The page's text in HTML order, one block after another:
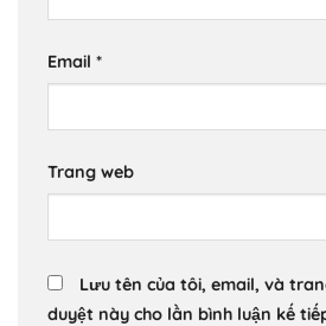
Email *
Trang web
Lưu tên của tôi, email, và
duyệt này cho lần bình luận kế